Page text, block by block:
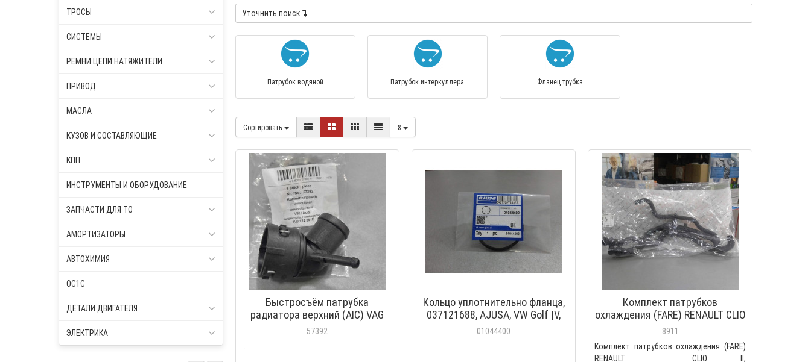
ТРОСЫ
СИСТЕМЫ
РЕМНИ ЦЕПИ НАТЯЖИТЕЛИ
ПРИВОД
МАСЛА
КУЗОВ И СОСТАВЛЯЮЩИЕ
КПП
ИНСТРУМЕНТЫ И ОБОРУДОВАНИЕ
ЗАПЧАСТИ ДЛЯ ТО
АМОРТИЗАТОРЫ
АВТОХИМИЯ
OC1C
ДЕТАЛИ ДВИГАТЕЛЯ
ЭЛЕКТРИКА
Уточнить поиск
Патрубок водяной Патрубок интеркуллера Фланец трубка
Сортировать 8
Быстросъём патрубка
радиатора верхний (AIC) VAG
57392
..
Кольцо уплотнительно фланца,
037121688, AJUSA, VW Golf |V,
Bora, Skoda Fabia
01044400
..
Комплект патрубков
охлаждения (FARE) RENAULT CLIO
II, KANGOO
8911
Комплект патрубков охлаждения (FARE)
RENAULT CLIO II,